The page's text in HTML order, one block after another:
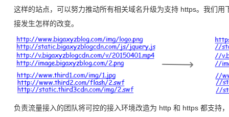
这样的站点，可以努力推动所有相关域名升级为支持 https。我们
接发生怎样的改变。
负责流量接入的团队将可控的接入环境改造为 http 和 https 都支持